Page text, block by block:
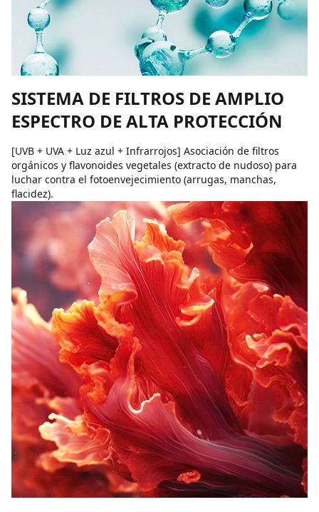
SISTEMA DE FILTROS DE AMPLIO
ESPECTRO DE ALTA PROTECCIÓN
[UVB + UVA + Luz azul + Infrarrojos] Asociación de filtros
orgánicos y flavonoides vegetales (extracto de nudoso) para
luchar contra el fotoenvejecimiento (arrugas, manchas,
flacidez).